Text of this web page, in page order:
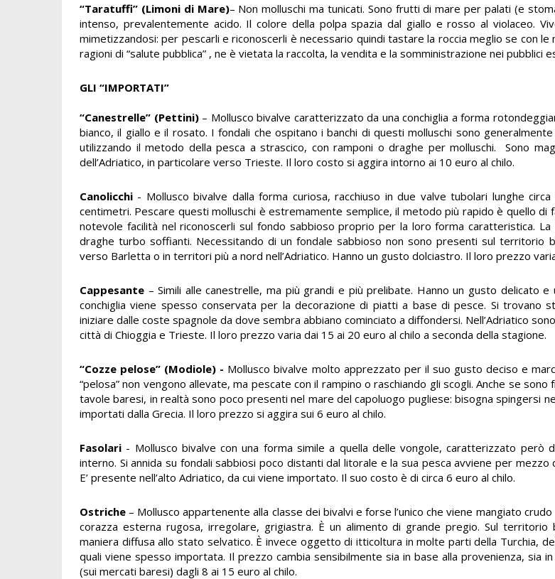
“Taratuffi” (Limoni di Mare)– Non molluschi ma tunicati. Sono frutti di mare per palati (e
intenso, prevalentemente acido. Il colore della polpa spazia dal giallo e rosso al violaceo.
mimetizzandosi: per pescarli e riconoscerli è necessario quindi tastare la roccia meglio se con
ragioni di “salute pubblica” , ne è vietata la raccolta, la vendita e la somministrazione nei pubblici
GLI “IMPORTATI”
“Canestrelle” (Pettini)– Mollusco bivalve caratterizzato da una conchiglia a forma
bianco, il giallo e il rosato. I fondali che ospitano i banchi di questi molluschi sono
utilizzando il metodo della pesca a strascico, con ramponi o draghe per molluschi. Sono
dell’Adriatico, in particolare verso Trieste. Il loro costo si aggira intorno ai 10 euro al chilo.
Canolicchi - Mollusco bivalve dalla forma curiosa, racchiuso in due valve tubolari lunghe
centimetri. Pescare questi molluschi è estremamente semplice, il metodo più rapido è quello di
notevole facilità nel riconoscerli sul fondo sabbioso proprio per la loro forma caratteristica.
draghe turbo soffianti. Necessitando di un fondale sabbioso non sono presenti sul territorio
verso Barletta o in territori più a nord nell’Adriatico. Hanno un gusto dolciastro. Il loro prezzo
Cappesante – Simili alle canestrelle, ma più grandi e più prelibate. Hanno un gusto delicato
conchiglia viene spesso conservata per la decorazione di piatti a base di pesce. Si trovano
iniziare dalle coste spagnole da dove sembra abbiano cominciato a diffondersi. Nell’Adriatico
città di Chioggia e Trieste. Il loro prezzo varia dai 15 ai 20 euro al chilo a seconda della stagione.
“Cozze pelose” (Modiole) - Mollusco bivalve molto apprezzato per il suo gusto deciso e
“pelosa” non vengono allevate, ma pescate con il rampino o raschiando gli scogli. Anche se
tavole baresi, in realtà sono poco presenti nel mare del capoluogo pugliese: bisogna spingersi
importati dalla Grecia. Il loro prezzo si aggira sui 6 euro al chilo.
Fasolari - Mollusco bivalve con una forma simile a quella delle vongole, caratterizzato però
interno. Si annida su fondali sabbiosi poco distanti dal litorale e la sua pesca avviene per
E’ presente nell’alto Adriatico, da cui viene importato. Il suo costo è di circa 6 euro al chilo.
Ostriche – Mollusco appartenente alla classe dei bivalvi e forse l’unico che viene mangiato
corazza esterna rugosa, irregolare, grigiastra. È un alimento di grande pregio. Sul
maniera diffusa allo stato selvatico. È invece oggetto di itticoltura in molte parti della Turchia,
quali viene spesso importata. Il prezzo cambia sensibilmente sia in base alla provenienza, sia
(sui mercati baresi) dagli 8 ai 15 euro al chilo.